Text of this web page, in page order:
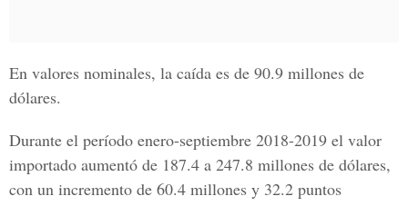
En valores nominales, la caída es de 90.9 millones de
dólares.
Durante el período enero-septiembre 2018-2019 el valor
importado aumentó de 187.4 a 247.8 millones de dólares,
con un incremento de 60.4 millones y 32.2 puntos